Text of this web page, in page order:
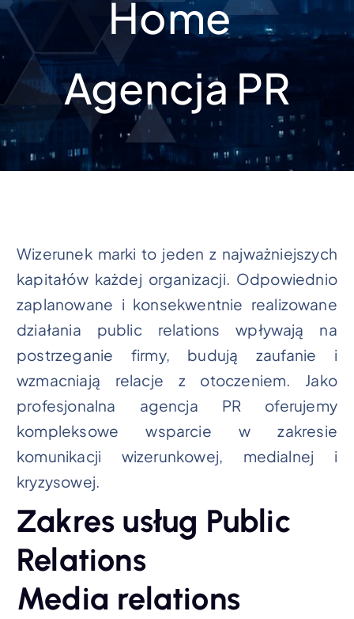
Home
Agencja PR
Wizerunek marki to jeden z najważniejszych
kapitałów każdej organizacji. Odpowiednio
zaplanowane i konsekwentnie realizowane
działania public relations wpływają na
postrzeganie firmy, budują zaufanie i
wzmacniają relacje z otoczeniem. Jako
profesjonalna agencja PR oferujemy
kompleksowe wsparcie w zakresie
komunikacji wizerunkowej, medialnej i
kryzysowej.
Zakres usług Public
Relations
Media relations